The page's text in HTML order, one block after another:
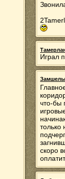
Играл
что-бы
только
скоро